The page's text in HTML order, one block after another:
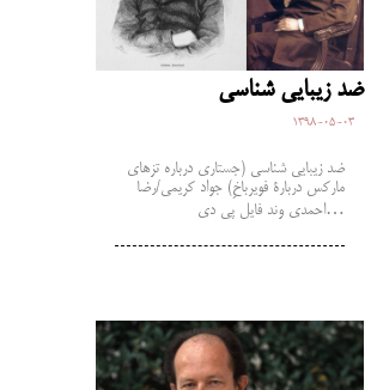
ضد زیبایی شناسی
1398-05-03
ضد زیبایی ­شناسی (جستاری درباره تزهای
مارکس دربارۀ فویرباخِ) جواد کریمی/رضا
احمدی وند فایل پی دی…